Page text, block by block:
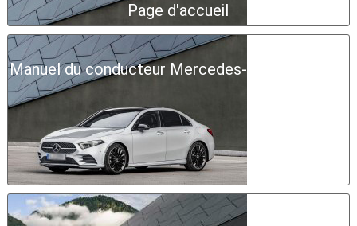
Page d'accueil
Manuel du conducteur Mercedes-Benz Classe A